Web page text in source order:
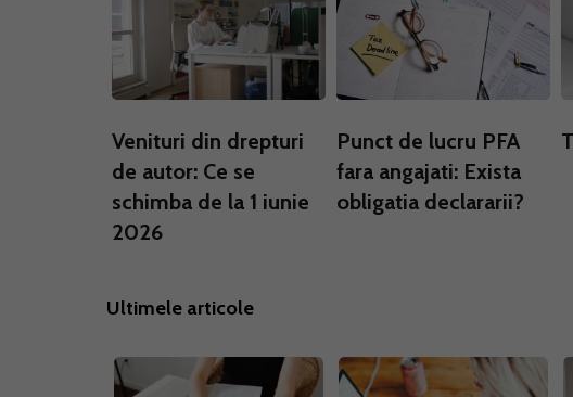
Venituri din drepturi
de autor: Ce se
schimba de la 1 iunie
2026
Punct de lucru PFA
fara angajati: Exista
obligatia declararii?
Ultimele articole